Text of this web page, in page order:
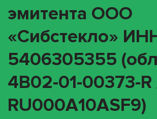
эмитента ООО
«Сибстекло»
5406305355
4B02-01-00373-R
RU000A10ASF9)